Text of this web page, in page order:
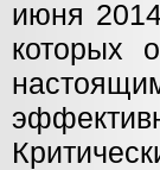
июня
которых